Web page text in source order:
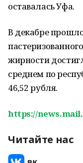
оставалась Уфа.
В декабре
жирности
среднем по
46,52 рубля.
https://
Читайте нас